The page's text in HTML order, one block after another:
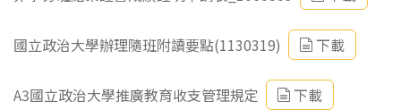
國立政治大學辦理隨班附讀要點(1130319) 下載
A3國立政治大學推廣教育收支管理規定 下載